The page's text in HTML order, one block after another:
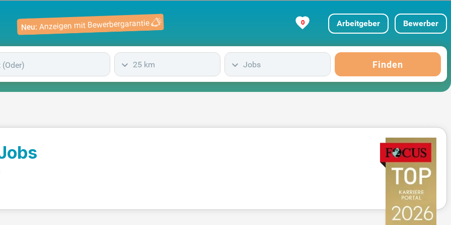
Neu: Anzeigen mit Bewerbergarantie 0 Arbeitgeber Bewerber
25 km Jobs Finden